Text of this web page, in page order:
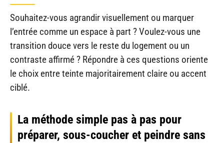
Souhaitez-vous agrandir visuellement ou marquer
l’entrée comme un espace à part ? Voulez-vous une
transition douce vers le reste du logement ou un
contraste affirmé ? Répondre à ces questions oriente
le choix entre teinte majoritairement claire ou accent
ciblé.
La méthode simple pas à pas pour
préparer, sous-coucher et peindre sans